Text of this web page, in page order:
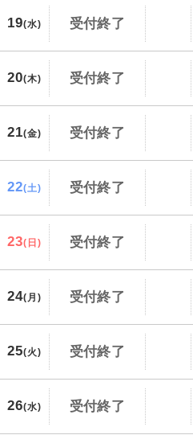
19(水) 受付終了
20(木) 受付終了
21(金) 受付終了
22(土) 受付終了
23(日) 受付終了
24(月) 受付終了
25(火) 受付終了
26(水) 受付終了